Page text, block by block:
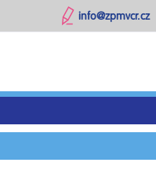
info@zpmvcr.cz